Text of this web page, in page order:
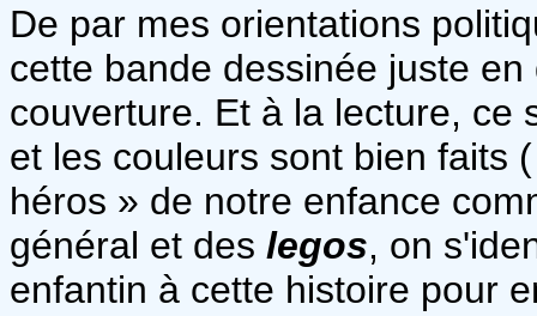
De par mes orientations
cette bande dessinée juste
couverture. Et à la lecture, ce
et les couleurs sont bien faits
héros » de notre enfance
général et des legos, on
enfantin à cette histoire pour